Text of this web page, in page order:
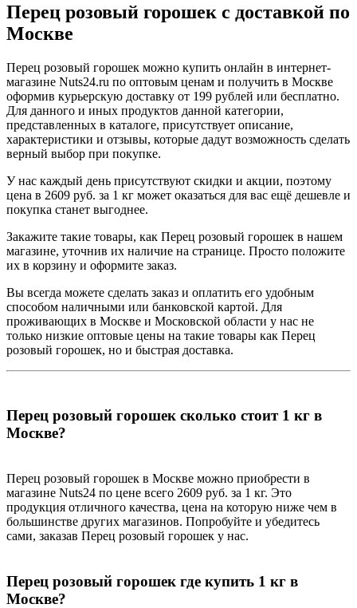
Перец розовый горошек с доставкой по
Москве
Перец розовый горошек можно купить онлайн в интернет-
магазине Nuts24.ru по оптовым ценам и получить в Москве
оформив курьерскую доставку от 199 рублей или бесплатно.
Для данного и иных продуктов данной категории,
представленных в каталоге, присутствует описание,
характеристики и отзывы, которые дадут возможность сделать
верный выбор при покупке.
У нас каждый день присутствуют скидки и акции, поэтому
цена в 2609 руб. за 1 кг может оказаться для вас ещё дешевле и
покупка станет выгоднее.
Закажите такие товары, как Перец розовый горошек в нашем
магазине, уточнив их наличие на странице. Просто положите
их в корзину и оформите заказ.
Вы всегда можете сделать заказ и оплатить его удобным
способом наличными или банковской картой. Для
проживающих в Москве и Московской области у нас не
только низкие оптовые цены на такие товары как Перец
розовый горошек, но и быстрая доставка.
Перец розовый горошек сколько стоит 1 кг в
Москве?
Перец розовый горошек в Москве можно приобрести в
магазине Nuts24 по цене всего 2609 руб. за 1 кг. Это
продукция отличного качества, цена на которую ниже чем в
большинстве других магазинов. Попробуйте и убедитесь
сами, заказав Перец розовый горошек у нас.
Перец розовый горошек где купить 1 кг в
Москве?